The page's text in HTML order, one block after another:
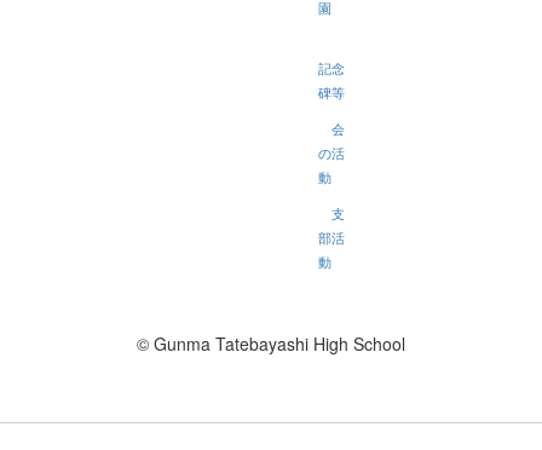
園
記念
碑等
会
の活
動
支
部活
動
© Gunma Tatebayashi High School